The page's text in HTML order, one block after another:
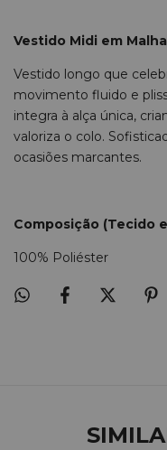
Vestido Midi em
Vestido longo que
movimento fluido e
integra à alça única,
valoriza o colo.
ocasiões marcantes.
Composição (Tecido
100% Poliéster